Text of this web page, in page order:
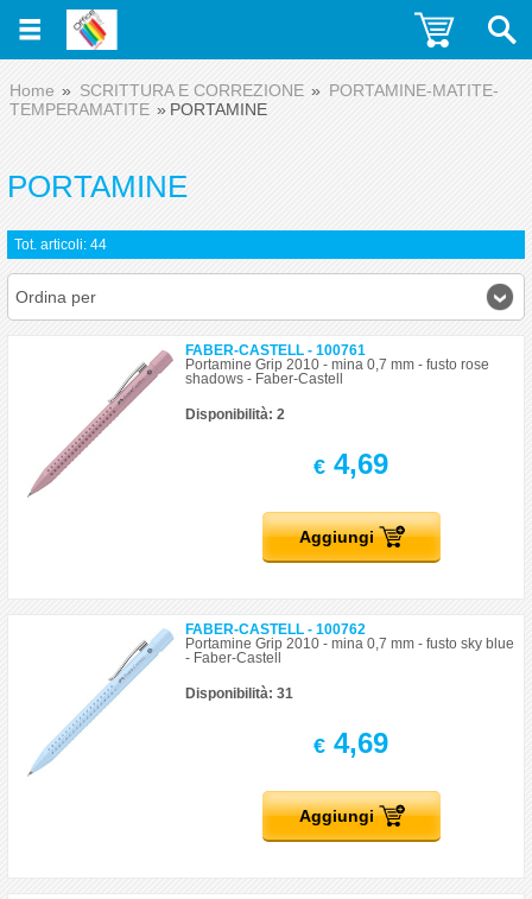
Home SCRITTURA E CORREZIONE
PORTAMINE-MATITE-
TEMPERAMATITE
PORTAMINE
PORTAMINE
Tot. articoli: 44
Ordina per
FABER-CASTELL - 100761
Portamine Grip 2010 - mina 0,7 mm - fusto rose
shadows - Faber-Castell
Disponibilità: 2
€ 4,69
Aggiungi
FABER-CASTELL - 100762
Portamine Grip 2010 - mina 0,7 mm - fusto sky blue
- Faber-Castell
Disponibilità: 31
€ 4,69
Aggiungi